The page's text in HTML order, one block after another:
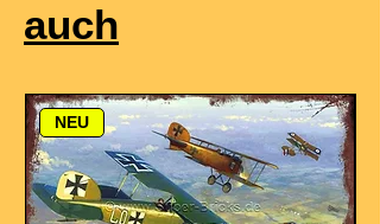
auch
NEU